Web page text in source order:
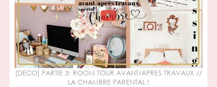
[DECO] PARTIE 3: ROOM TOUR AVANT/APRES TRAVAUX //
LA CHAMBRE PARENTAL !